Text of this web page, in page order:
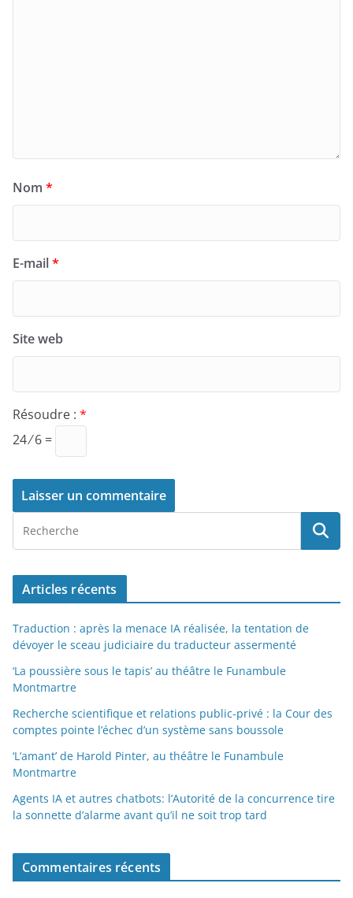
Nom *
E-mail*
Site web
Résoudre : *
24 ⁄ 6 =
Articles récents
Traduction : après la menace IA réalisée, la tentation de
dévoyer le sceau judiciaire du traducteur assermenté
‘La poussière sous le tapis’ au théâtre le Funambule
Montmartre
Recherche scientifique et relations public-privé : la Cour des
comptes pointe l’échec d’un système sans boussole
‘L’amant’ de Harold Pinter, au théâtre le Funambule
Montmartre
Agents IA et autres chatbots: l’Autorité de la concurrence tire
la sonnette d’alarme avant qu’il ne soit trop tard
Commentaires récents